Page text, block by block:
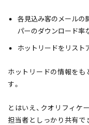
各見込み客のメールの
パーのダウンロード率
ホットリードをリスト
ホットリードの情報をも
す。
とはいえ、クオリフィケ
担当者としっかり共有で